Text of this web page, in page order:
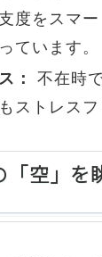
度をスマ
ています。
：
不在時
ストレスフ
空」を